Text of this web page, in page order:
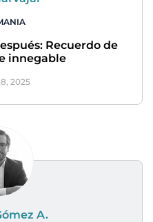
Recuerdo de
innegable
2025
A.